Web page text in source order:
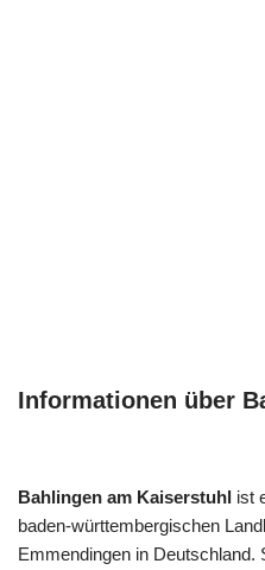
Informationen über
Bahlingen am Kaiserstuhl ist
baden-württembergischen
Emmendingen in Deutschland.